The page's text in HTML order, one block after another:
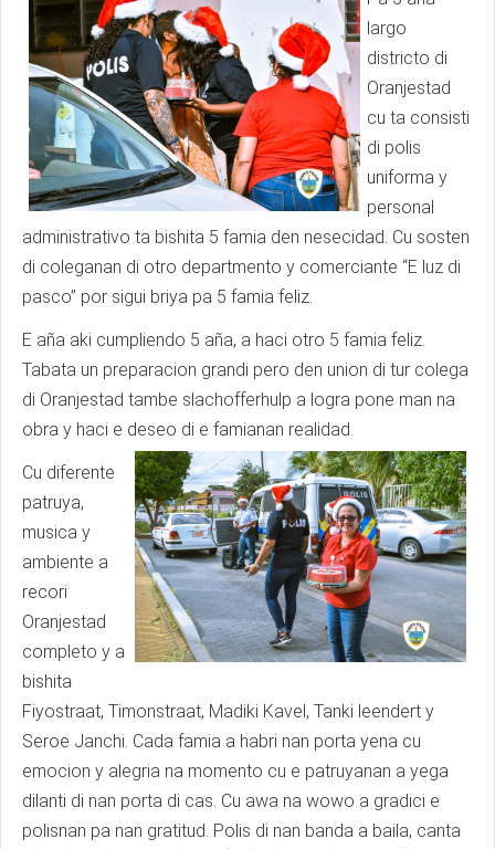
largo
districto di
Oranjestad
cu ta consisti
di polis
uniforma y
personal
administrativo ta bishita 5 famia den nesecidad. Cu sosten
di coleganan di otro departmento y comerciante “E luz di
pasco” por sigui briya pa 5 famia feliz.
E aña aki cumpliendo 5 aña, a haci otro 5 famia feliz.
Tabata un preparacion grandi pero den union di tur colega
di Oranjestad tambe slachofferhulp a logra pone man na
obra y haci e deseo di e famianan realidad.
Cu diferente
patruya,
musica y
ambiente a
recori
Oranjestad
completo y a
bishita
Fiyostraat, Timonstraat, Madiki Kavel, Tanki leendert y
Seroe Janchi. Cada famia a habri nan porta yena cu
emocion y alegria na momento cu e patruyanan a yega
dilanti di nan porta di cas. Cu awa na wowo a gradici e
polisnan pa nan gratitud. Polis di nan banda a baila, canta